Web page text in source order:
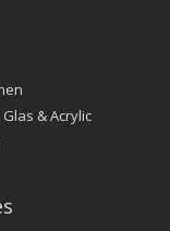
& Acrylic